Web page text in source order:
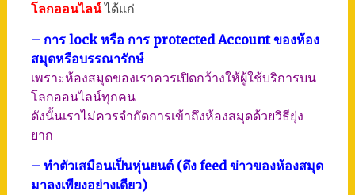
โลกออนไลน์ได้แก่
– การ lock หรือ การ protected Account ของห้อง
สมุดหรือบรรณารักษ์
เพราะห้องสมุดของเราควรเปิดกว้างให้ผู้ใช้บริการบน
โลกออนไลน์ทุกคน
ดังนั้นเราไม่ควรจำกัดการเข้าถึงห้องสมุดด้วยวิธียุ่ง
ยาก
– ทำตัวเสมือนเป็นหุ่นยนต์ (ดึง feed ข่าวของห้องสมุด
มาลงเพียงอย่างเดียว)